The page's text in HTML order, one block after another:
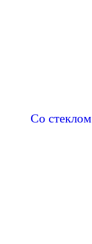
Со стеклом